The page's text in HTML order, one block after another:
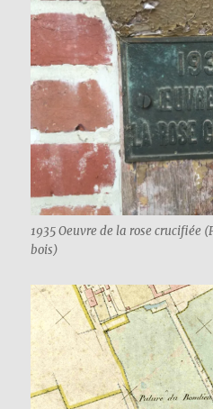
1935 Oeuvre de la rose crucifiée
bois)